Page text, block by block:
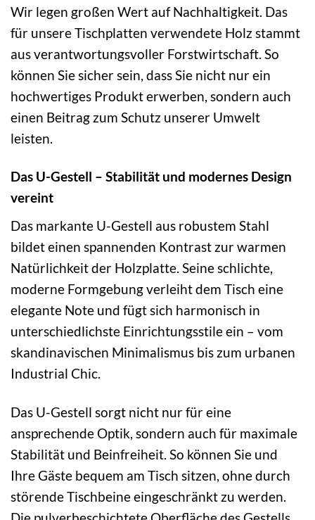
Wir legen großen Wert auf Nachhaltigkeit. Das
für unsere Tischplatten verwendete Holz stammt
aus verantwortungsvoller Forstwirtschaft. So
können Sie sicher sein, dass Sie nicht nur ein
hochwertiges Produkt erwerben, sondern auch
einen Beitrag zum Schutz unserer Umwelt
leisten.
Das U-Gestell – Stabilität und modernes Design
vereint
Das markante U-Gestell aus robustem Stahl
bildet einen spannenden Kontrast zur warmen
Natürlichkeit der Holzplatte. Seine schlichte,
moderne Formgebung verleiht dem Tisch eine
elegante Note und fügt sich harmonisch in
unterschiedlichste Einrichtungsstile ein – vom
skandinavischen Minimalismus bis zum urbanen
Industrial Chic.
Das U-Gestell sorgt nicht nur für eine
ansprechende Optik, sondern auch für maximale
Stabilität und Beinfreiheit. So können Sie und
Ihre Gäste bequem am Tisch sitzen, ohne durch
störende Tischbeine eingeschränkt zu werden.